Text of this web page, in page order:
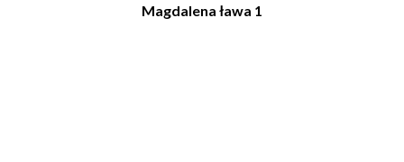
Magdalena ława 1